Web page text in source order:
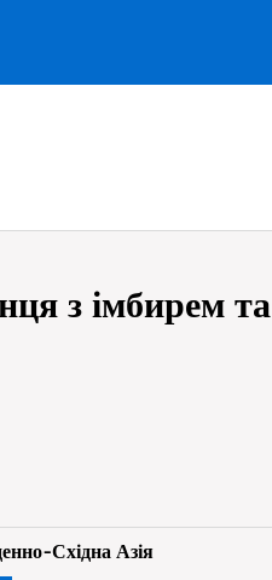
з імбирем та
Східна Азія